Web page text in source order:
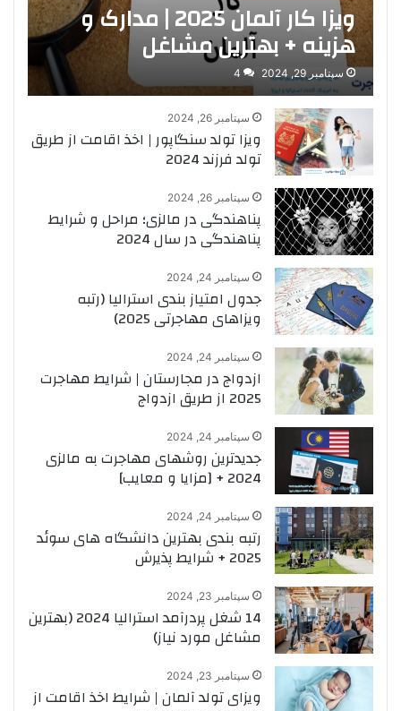
ویزا کار آلمان 2025 | مدارک و
هزینه + بهترین مشاغل
سپتامبر 29, 2024 4
سپتامبر 26, 2024
ویزا تولد سنگاپور | اخذ اقامت از طریق
تولد فرزند 2024
سپتامبر 26, 2024
پناهندگی در مالزی؛ مراحل و شرایط
پناهندگی در سال 2024
سپتامبر 24, 2024
جدول امتیاز بندی استرالیا (رتبه
ویزاهای مهاجرتی 2025)
سپتامبر 24, 2024
ازدواج در مجارستان | شرایط مهاجرت
2025 از طریق ازدواج
سپتامبر 24, 2024
جدیدترین روشهای مهاجرت به مالزی
2024 + [مزایا و معایب]
سپتامبر 24, 2024
رتبه بندی بهترین دانشگاه های سوئد
2025 + شرایط پذیرش
سپتامبر 23, 2024
14 شغل پردرآمد استرالیا 2024 (بهترین
مشاغل مورد نیاز)
سپتامبر 23, 2024
ویزای تولد آلمان | شرایط اخذ اقامت از